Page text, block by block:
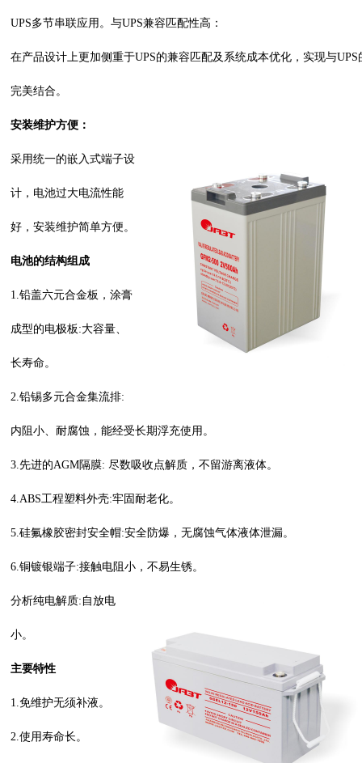
UPS多节串联应用。 与UPS兼容匹配性高：
在产品设计上更加侧重于UPS的兼容匹配及系统成本优化，实现与UPS
完美结合。
安装维护方便：
采用统一的嵌入式端子设
计，电池过大电流性能
好，安装维护简单方便。
电池的结构组成
1.铅盖六元合金板，涂膏
成型的电极板:大容量、
长寿命。
2.铅锡多元合金集流排:
内阻小、耐腐蚀，能经受长期浮充使用。
3.先进的AGM隔膜: 尽数吸收点解质，不留游离液体。
4.ABS工程塑料外壳:牢固耐老化。
5.硅氟橡胶密封安全帽:安全防爆，无腐蚀气体液体泄漏。
6.铜镀银端子:接触电阻小，不易生锈。
分析纯电解质:自放电
小。
主要特性
1.免维护无须补液。
2.使用寿命长。